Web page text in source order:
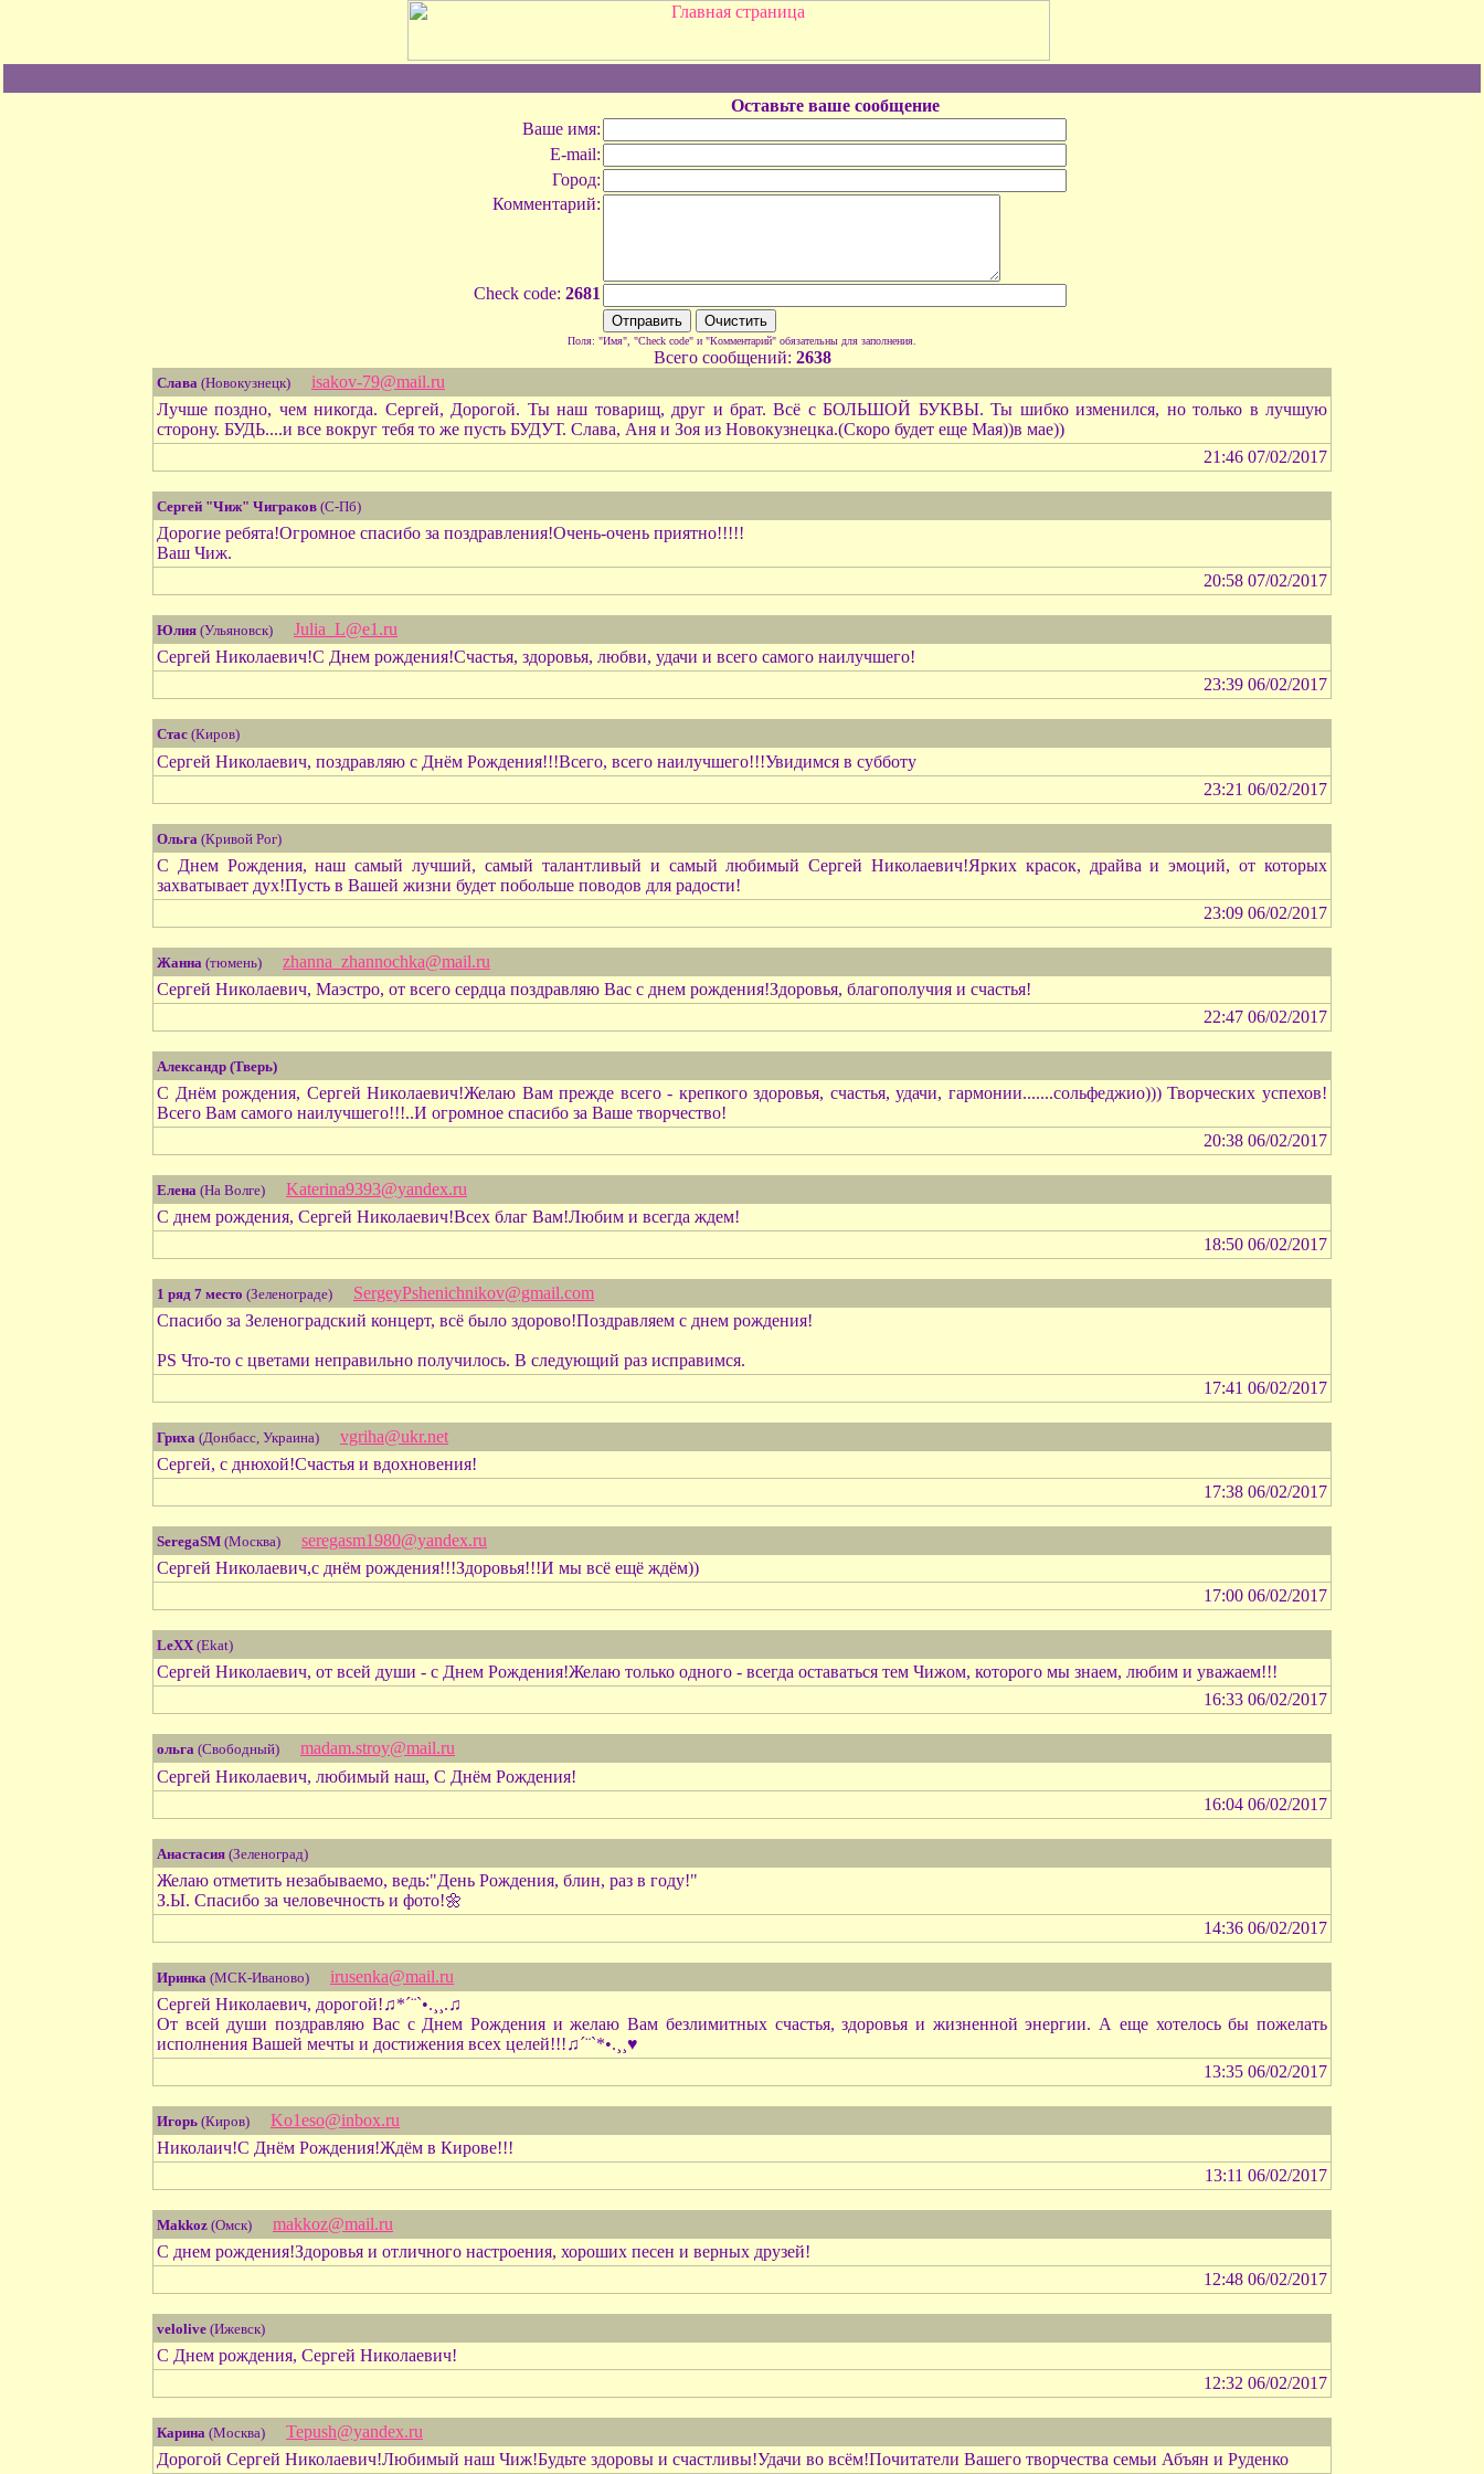
Оставьте ваше сообщение
Ваше имя:
E-mail:
Город:
Комментарий:
Check code: 2681
Поля: "Имя", "Check code" и "Комментарий" обязательны для заполнения.
Всего сообщений: 2638
Слава (Новокузнецк)
isakov-79@mail.ru
Лучше поздно, чем никогда. Сергей, Дорогой. Ты наш товарищ, друг и брат. Всё с БОЛЬШОЙ БУКВЫ. Ты шибко изменился, но только в лучшую
сторону. БУДЬ....и все вокруг тебя то же пусть БУДУТ. Слава, Аня и Зоя из Новокузнецка.(Скоро будет еще Мая))в мае))
21:46 07/02/2017
Сергей "Чиж" Чиграков (С-Пб)
Дорогие ребята!Огромное спасибо за поздравления!Очень-очень приятно!!!!!
Ваш Чиж.
20:58 07/02/2017
Юлия (Ульяновск)
Julia_L@e1.ru
Сергей Николаевич!С Днем рождения!Счастья, здоровья, любви, удачи и всего самого наилучшего!
23:39 06/02/2017
Стас (Киров)
Сергей Николаевич, поздравляю с Днём Рождения!!!Всего, всего наилучшего!!!Увидимся в субботу
23:21 06/02/2017
Ольга (Кривой Рог)
С Днем Рождения, наш самый лучший, самый талантливый и самый любимый Сергей Николаевич!Ярких красок, драйва и эмоций, от которых
захватывает дух!Пусть в Вашей жизни будет побольше поводов для радости!
23:09 06/02/2017
Жанна (тюмень)
zhanna_zhannochka@mail.ru
Сергей Николаевич, Маэстро, от всего сердца поздравляю Вас с днем рождения!Здоровья, благополучия и счастья!
22:47 06/02/2017
Александр (Тверь)
С Днём рождения, Сергей Николаевич!Желаю Вам прежде всего - крепкого здоровья, счастья, удачи, гармонии.......сольфеджио))) Творческих успехов!
Всего Вам самого наилучшего!!!..И огромное спасибо за Ваше творчество!
20:38 06/02/2017
Елена (На Волге)
Katerina9393@yandex.ru
С днем рождения, Сергей Николаевич!Всех благ Вам!Любим и всегда ждем!
18:50 06/02/2017
1 ряд 7 место (Зеленограде)
SergeyPshenichnikov@gmail.com
Спасибо за Зеленоградский концерт, всё было здорово!Поздравляем с днем рождения!
PS Что-то с цветами неправильно получилось. В следующий раз исправимся.
17:41 06/02/2017
Гриха (Донбасс, Украина)
vgriha@ukr.net
Сергей, с днюхой!Счастья и вдохновения!
17:38 06/02/2017
SeregaSM (Москва)
seregasm1980@yandex.ru
Сергей Николаевич,с днём рождения!!!Здоровья!!!И мы всё ещё ждём))
17:00 06/02/2017
LeXX (Ekat)
Сергей Николаевич, от всей души - с Днем Рождения!Желаю только одного - всегда оставаться тем Чижом, которого мы знаем, любим и уважаем!!!
16:33 06/02/2017
ольга (Свободный)
madam.stroy@mail.ru
Сергей Николаевич, любимый наш, С Днём Рождения!
16:04 06/02/2017
Анастасия (Зеленоград)
Желаю отметить незабываемо, ведь:"День Рождения, блин, раз в году!"
З.Ы. Спасибо за человечность и фото!🌼
14:36 06/02/2017
Иринка (МСК-Иваново)
irusenka@mail.ru
Сергей Николаевич, дорогой!♫*´¨`•.¸¸.♫
От всей души поздравляю Вас с Днем Рождения и желаю Вам безлимитных счастья, здоровья и жизненной энергии. А еще хотелось бы пожелать
исполнения Вашей мечты и достижения всех целей!!!♫´¨`*•.¸¸♥
13:35 06/02/2017
Игорь (Киров)
Ko1eso@inbox.ru
Николаич!С Днём Рождения!Ждём в Кирове!!!
13:11 06/02/2017
Makkoz (Омск)
makkoz@mail.ru
С днем рождения!Здоровья и отличного настроения, хороших песен и верных друзей!
12:48 06/02/2017
velolive (Ижевск)
С Днем рождения, Сергей Николаевич!
12:32 06/02/2017
Карина (Москва)
Tepush@yandex.ru
Дорогой Сергей Николаевич!Любимый наш Чиж!Будьте здоровы и счастливы!Удачи во всём!Почитатели Вашего творчества семьи Абъян и Руденко